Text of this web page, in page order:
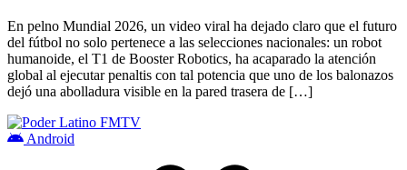
En pelno Mundial 2026, un video viral ha dejado claro que el futuro
del fútbol no solo pertenece a las selecciones nacionales: un robot
humanoide, el T1 de Booster Robotics, ha acaparado la atención
global al ejecutar penaltis con tal potencia que uno de los balonazos
dejó una abolladura visible en la pared trasera de […]
Android